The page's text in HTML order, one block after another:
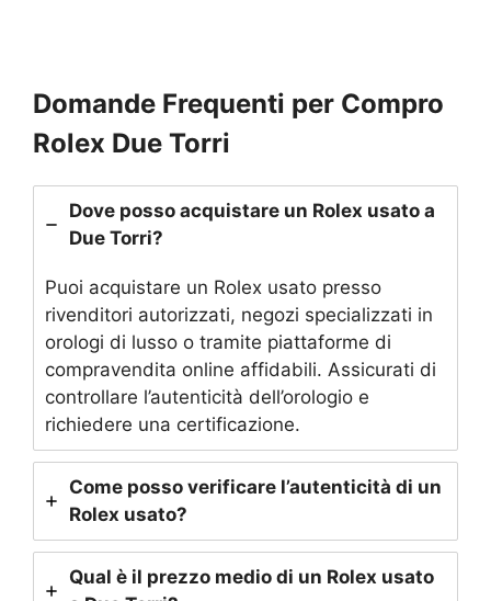
Domande Frequenti per Compro
Rolex Due Torri
Dove posso acquistare un Rolex usato a
Due Torri?
Puoi acquistare un Rolex usato presso
rivenditori autorizzati, negozi specializzati in
orologi di lusso o tramite piattaforme di
compravendita online affidabili. Assicurati di
controllare l’autenticità dell’orologio e
richiedere una certificazione.
Come posso verificare l’autenticità di un
Rolex usato?
Qual è il prezzo medio di un Rolex usato